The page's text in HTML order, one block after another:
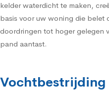
kelder waterdicht te maken,
basis voor uw woning die belet
doordringen tot hoger gelegen
pand aantast.
Vochtbestrijding